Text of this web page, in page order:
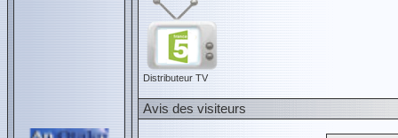
Distributeur TV
Avis des visiteurs